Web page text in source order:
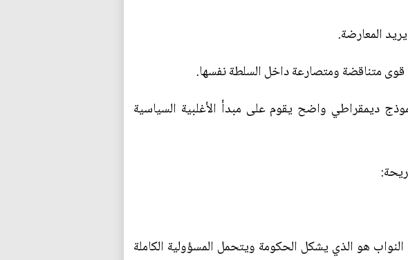
المعارضة.
متناقضة ومتصارعة داخل السلطة نفسها.
ديمقراطي واضح يقوم على مبدأ الأغلبية السياسية
يحصل على الأغلبية المطلقة (50% + 1) في مجلس النواب هو الذي يشكل الحكومة ويتحمل المسؤولية الكاملة